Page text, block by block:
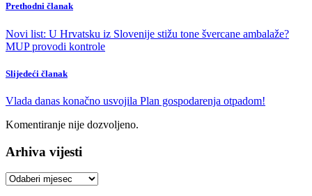
Prethodni članak
Novi list: U Hrvatsku iz Slovenije stižu tone švercane ambalaže?
MUP provodi kontrole
Slijedeći članak
Vlada danas konačno usvojila Plan gospodarenja otpadom!
Komentiranje nije dozvoljeno.
Arhiva vijesti
Arhiva